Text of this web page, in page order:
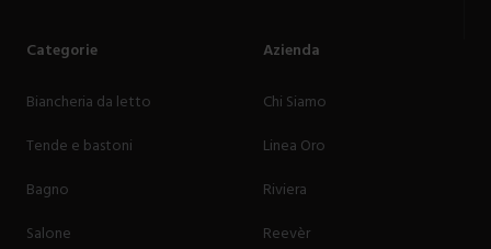
Categorie
Biancheria da letto
Tende e bastoni
Bagno
Salone
Azienda
Chi Siamo
Linea Oro
Riviera
Reevèr